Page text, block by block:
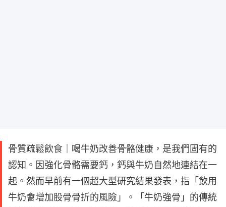
骨質疏鬆飲食｜喝牛奶改善骨骼健康，是我們固有的
認知。因強化骨骼需要鈣，鈣與牛奶自然地連結在一
起。然而早前有一個超大型研究結果發表，指「飲用
牛奶會增加股骨骨折的風險」。「牛奶強骨」的傳統